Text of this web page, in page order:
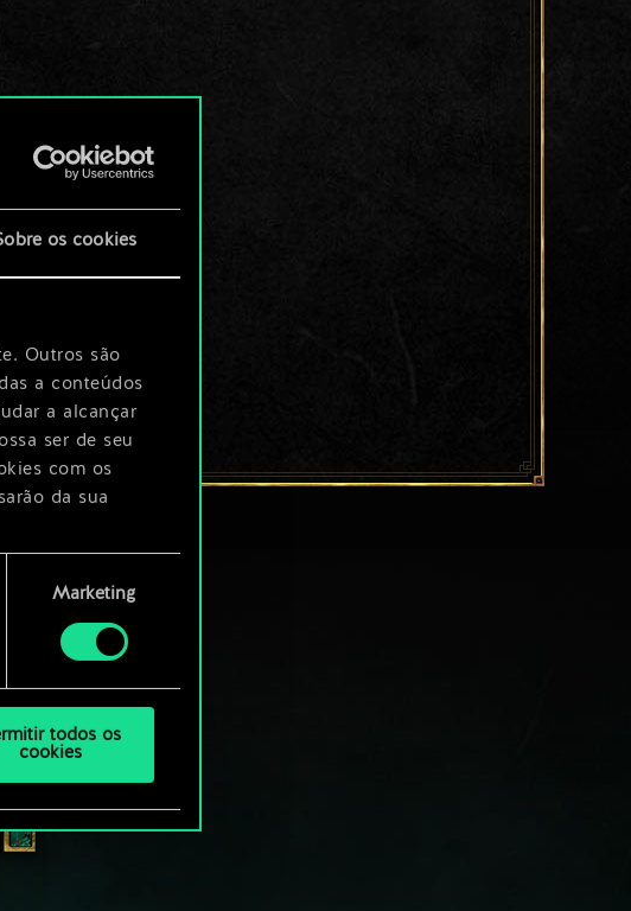
os cookies
Outros são
a conteúdos
a alcançar
ser de seu
com os
da sua
e poderá
Marketing
todos os
cookies